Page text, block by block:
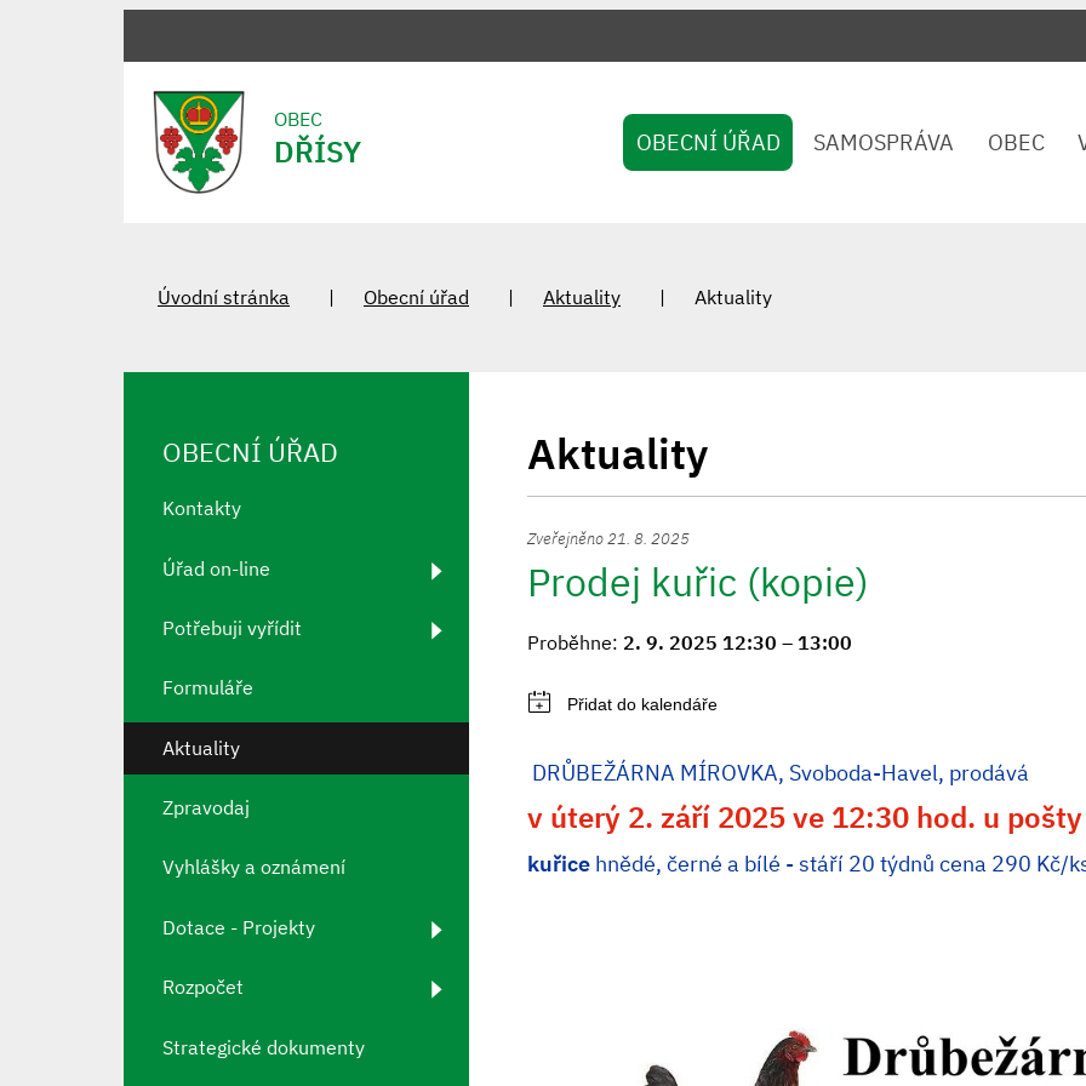
OBEC
DŘÍSY OBECNÍ ÚŘAD SAMOSPRÁVA OBEC
Úvodní stránka Obecní úřad Aktuality Aktuality
Aktuality
Zveřejněno 21. 8. 2025
Prodej kuřic (kopie)
Proběhne: 2. 9. 2025 12:30 – 13:00
DRŮBEŽÁRNA MÍROVKA, Svoboda-Havel, prodává
v úterý 2. září 2025 ve 12:30 hod. u pošty
kuřice hnědé, černé a bílé - stáří 20 týdnů cena 290 Kč/
OBECNÍ ÚŘAD
Kontakty
Úřad on-line
Potřebuji vyřídit
Formuláře
Aktuality
Zpravodaj
Vyhlášky a oznámení
Dotace - Projekty
Rozpočet
Strategické dokumenty